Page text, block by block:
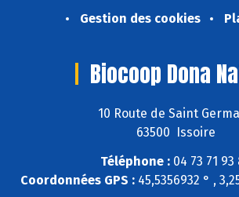
Gestion des cookies
Biocoop Dona
10 Route de Saint
63500 Issoire
Téléphone : 04 73 71 93
Coordonnées GPS : 45,5356932 ° ,